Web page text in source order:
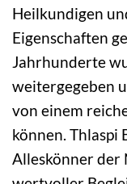
Heilkundigen
Eigenschaften
Jahrhunderte
weitergegeben
von einem
können. Thlaspi
Alleskönner der